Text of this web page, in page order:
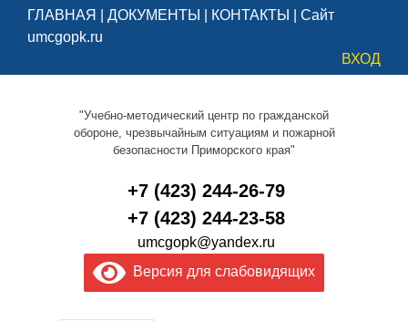
ГЛАВНАЯ ДОКУМЕНТЫ КОНТАКТЫ
Сайт
umcgopk.ru
ВХОД
"Учебно-методический центр по гражданской
обороне, чрезвычайным ситуациям и пожарной
безопасности Приморского края"
+7 (423) 244-26-79
+7 (423) 244-23-58
umcgopk@yandex.ru
Версия для слабовидящих